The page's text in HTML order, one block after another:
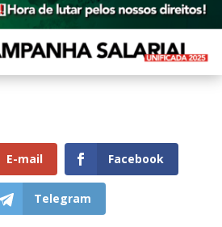
E-mail Facebook
Telegram